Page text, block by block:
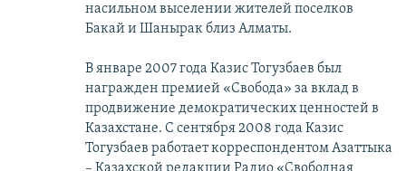
насильном выселении жителей поселков
Бакай и Шанырак близ Алматы.
В январе 2007 года Казис Тогузбаев был
награжден премией «Свобода» за вклад в
продвижение демократических ценностей в
Казахстане. С сентября 2008 года Казис
Тогузбаев работает корреспондентом Азаттыка
– Казахской редакции Радио «Свободная